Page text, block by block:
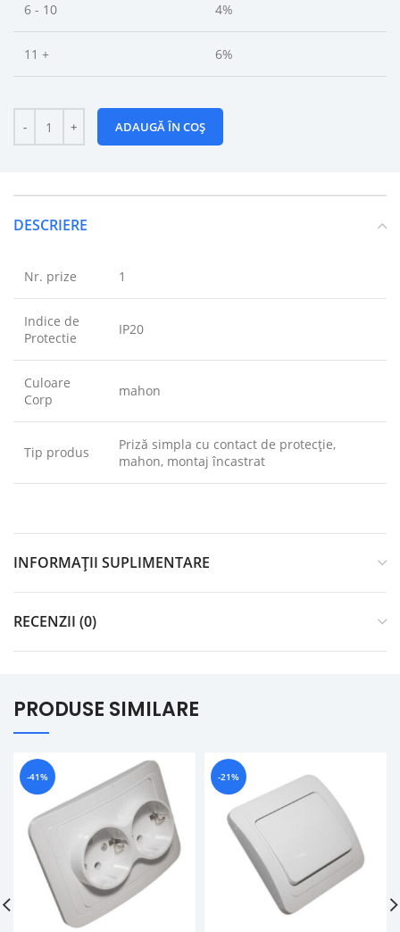
6 - 10 4%
11 + 6%
ADAUGĂ ÎN COȘ
DESCRIERE
Nr. prize 1
Indice de
Protectie
IP20
Culoare
Corp
mahon
Tip produs
Priză simpla cu contact de protecție,
mahon, montaj încastrat
INFORMAȚII SUPLIMENTARE
RECENZII (0)
PRODUSE SIMILARE
-41% -21%